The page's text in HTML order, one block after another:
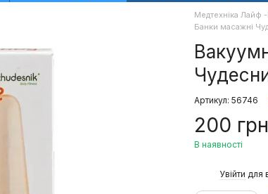
Медтехніка Лайф -
Банки масажні
Артикул: 56746
200 грн
В наявності
Увійти для